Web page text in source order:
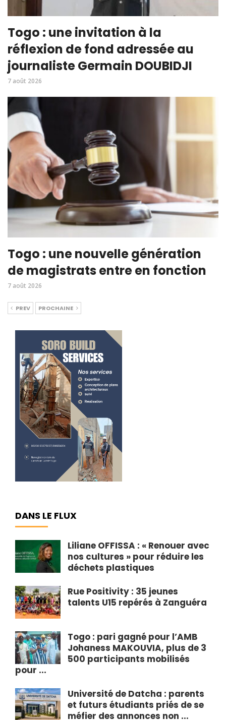
Togo : une invitation à la
réflexion de fond adressée au
journaliste Germain DOUBIDJI
7 août 2026
Togo : une nouvelle génération
de magistrats entre en fonction
7 août 2026
PREV PROCHAINE
DANS LE FLUX
Liliane OFFISSA : « Renouer avec
nos cultures » pour réduire les
déchets plastiques
Rue Positivity : 35 jeunes
talents U15 repérés à Zanguéra
Togo : pari gagné pour l’AMB
Johaness MAKOUVIA, plus de 3
500 participants mobilisés
pour ...
Université de Datcha : parents
et futurs étudiants priés de se
méfier des annonces non ...